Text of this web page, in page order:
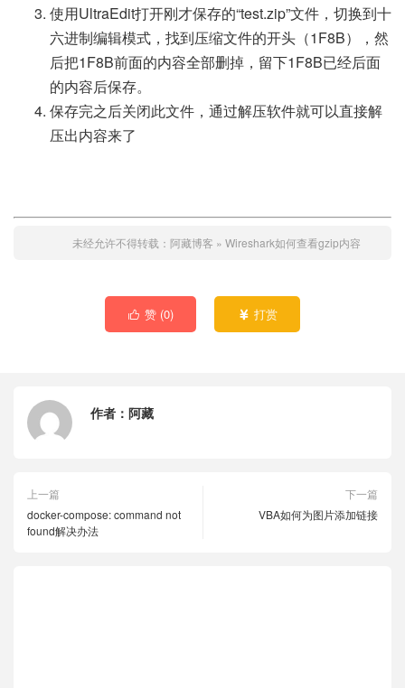
使用UltraEdit打开刚才保存的“test.zip”文件，切换到十
六进制编辑模式，找到压缩文件的开头（1F8B），然
后把1F8B前面的内容全部删掉，留下1F8B已经后面
的内容后保存。
保存完之后关闭此文件，通过解压软件就可以直接解
压出内容来了
未经允许不得转载： 阿藏博客 » Wireshark如何查看gzip内容
 赞 (0)  打赏
作者： 阿藏
上一篇
docker-compose: command not
found解决办法
下一篇
VBA如何为图片添加链接